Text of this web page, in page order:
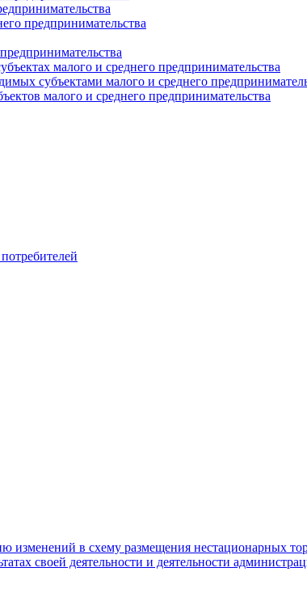
предпринимательства
малого и среднего предпринимательства
субъектами малого и среднего
малого и среднего предпринимательства
изменений в схему размещения нестационарных
своей деятельности и деятельности